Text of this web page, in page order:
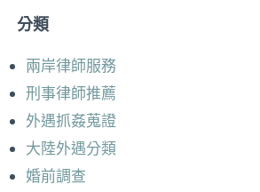
分類
兩岸律師服務
刑事律師推薦
外遇抓姦蒐證
大陸外遇分類
婚前調查